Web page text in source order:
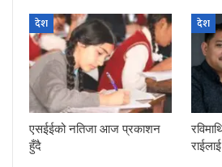
देश
एसईईको नतिजा आज प्रकाशन
हुँदै
देश